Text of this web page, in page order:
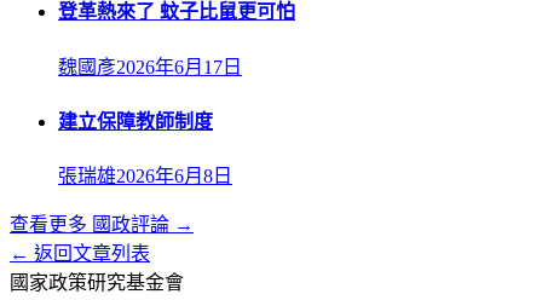
登革熱來了 蚊子比鼠更可怕
魏國彥2026年6月17日
建立保障教師制度
張瑞雄2026年6月8日
查看更多 國政評論 →
← 返回文章列表
國家政策研究基金會